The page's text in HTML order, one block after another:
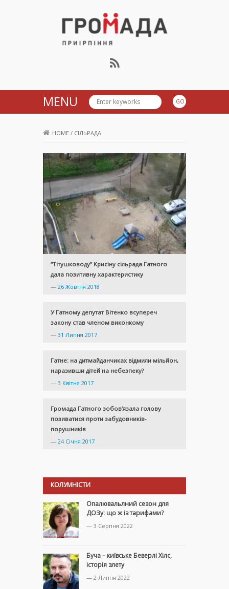
Громада Приірпіння
MENU
HOME / СІЛЬРАДА
“Тітушководу” Крисіну сільрада Гатного
дала позитивну характеристику
— 26 Жовтня 2018
У Гатному депутат Вітенко всупереч
закону став членом виконкому
— 31 Липня 2017
Гатне: на дитмайданчиках відмили мільйон,
наразивши дітей на небезпеку?
— 3 Квітня 2017
Громада Гатного зобов’язала голову
позиватися проти забудовників-
порушників
— 24 Січня 2017
КОЛУМНІСТИ
Опалювальлний сезон для
ДОЗу: що ж із тарифами?
— 3 Серпня 2022
Буча – київське Беверлі Хілс,
історія злету
— 2 Липня 2022